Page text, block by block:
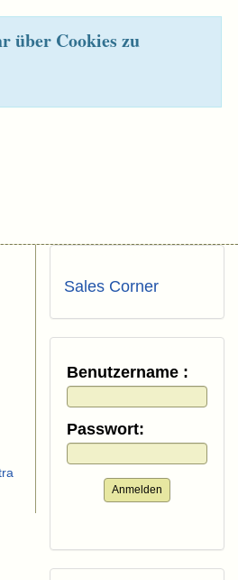
über Cookies zu
Sales Corner
Benutzername :
Passwort:
Anmelden